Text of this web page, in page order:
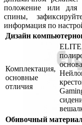
положение или для
спины,
информация по
Дизайн
Комплектация,
основные
отличия
Обивочный